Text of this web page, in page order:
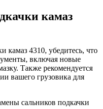
камаз
камаз 4310, убедитесь, что
включая новые
Также рекомендуется
вашего грузовика для
сальников подкачки